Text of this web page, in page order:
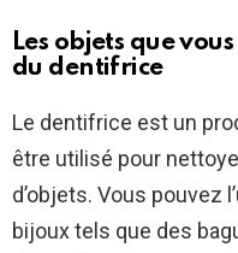
Les objets que
du dentifrice
Le dentifrice est un
être utilisé pour
d’objets. Vous pouvez
bijoux tels que des